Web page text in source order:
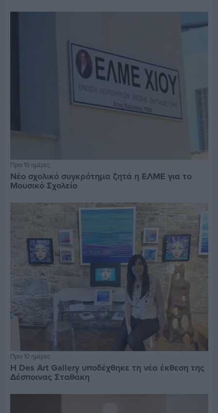
Πριν 10 ημέρες
Νέο σχολικό συγκρότημα ζητά η ΕΛΜΕ για το
Μουσικό Σχολείο
Πριν 10 ημέρες
Η Des Art Gallery υποδέχθηκε τη νέα έκθεση της
Δέσποινας Σταθάκη